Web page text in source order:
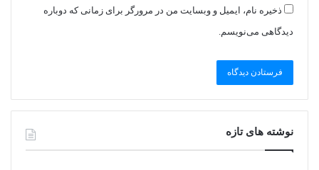
ذخیره نام، ایمیل و وبسایت من در مرورگر برای زمانی که دوباره
دیدگاهی می‌نویسم.
نوشته های تازه